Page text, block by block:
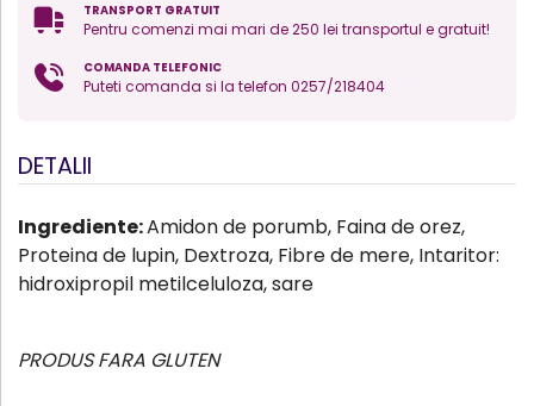
TRANSPORT GRATUIT
Pentru comenzi mai mari de 250 lei transportul e gratuit!
COMANDA TELEFONIC
Puteti comanda si la telefon 0257/218404
DETALII
Ingrediente:Amidon de porumb, Faina de orez,
Proteina de lupin, Dextroza, Fibre de mere, Intaritor:
hidroxipropil metilceluloza, sare
PRODUS FARA GLUTEN